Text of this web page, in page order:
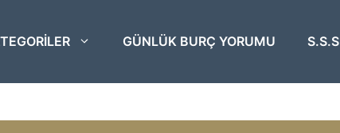
GÜNLÜK BURÇ YORUMU S.S.S